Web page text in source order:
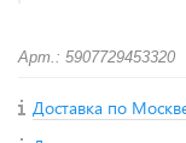
Арт.: 5907729453320
Доставка по